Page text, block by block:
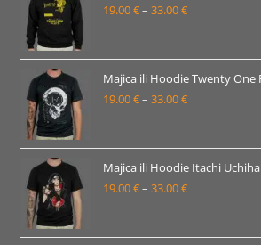
do
19.00€– 33.00€Raspon
19.00 €
do
Majica ili Hoodie Twenty One
19.00€– 33.00€Raspon
19.00 €
do
Majica ili Hoodie Itachi
19.00€– 33.00€Raspon